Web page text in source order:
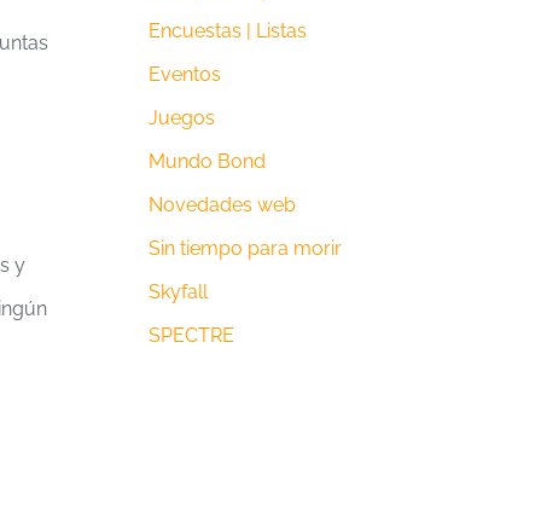
y
Encuestas | Listas
Eventos
Juegos
Mundo Bond
Novedades web
Sin tiempo para morir
Skyfall
SPECTRE